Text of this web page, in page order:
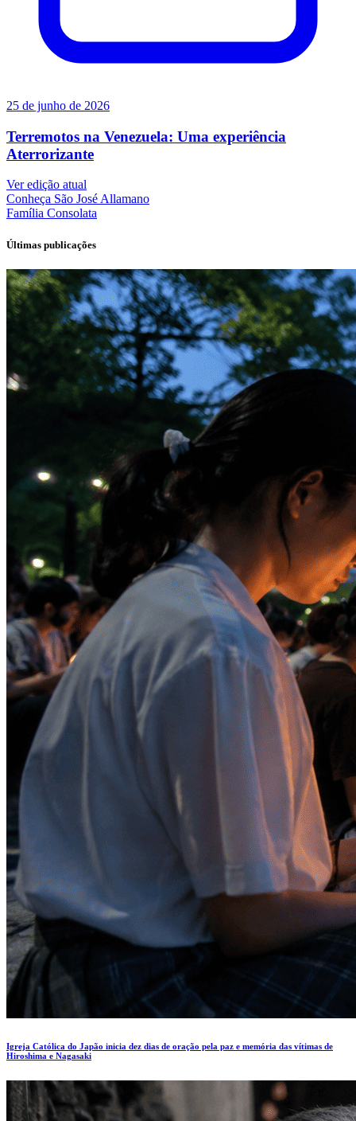
25 de junho de 2026
Terremotos na Venezuela: Uma experiência
Aterrorizante
Ver edição atual
Conheça São José Allamano
Família Consolata
Últimas publicações
Igreja Católica do Japão inicia dez dias de oração pela paz e memória das vítimas de
Hiroshima e Nagasaki